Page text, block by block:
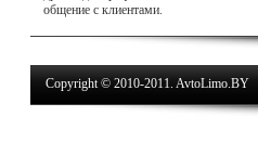
общение с клиентами.
Copyright © 2010-2011. AvtoLimo.BY